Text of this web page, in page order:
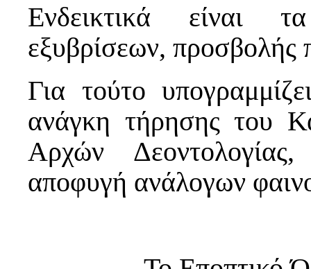
Ενδεικτικά είναι
εξυβρίσεων, προσβολής
Για τούτο
ανάγκη τήρησης του
Αρχών
αποφυγή ανάλογων